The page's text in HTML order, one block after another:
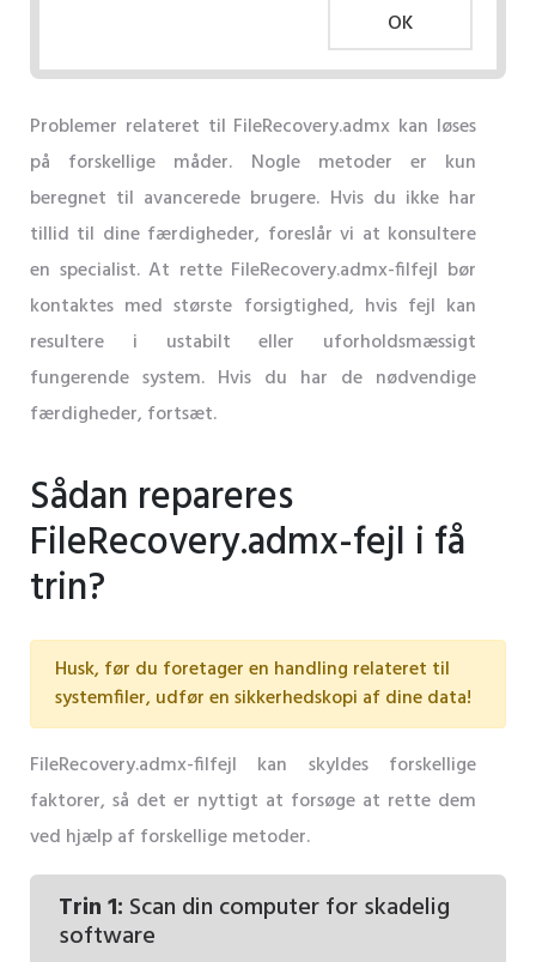
OK
Problemer relateret til FileRecovery.admx kan løses
på forskellige måder. Nogle metoder er kun
beregnet til avancerede brugere. Hvis du ikke har
tillid til dine færdigheder, foreslår vi at konsultere
en specialist. At rette FileRecovery.admx-filfejl bør
kontaktes med største forsigtighed, hvis fejl kan
resultere i ustabilt eller uforholdsmæssigt
fungerende system. Hvis du har de nødvendige
færdigheder, fortsæt.
Sådan repareres
FileRecovery.admx-fejl i få
trin?
Husk, før du foretager en handling relateret til
systemfiler, udfør en sikkerhedskopi af dine data!
FileRecovery.admx-filfejl kan skyldes forskellige
faktorer, så det er nyttigt at forsøge at rette dem
ved hjælp af forskellige metoder.
Trin 1: Scan din computer for skadelig
software